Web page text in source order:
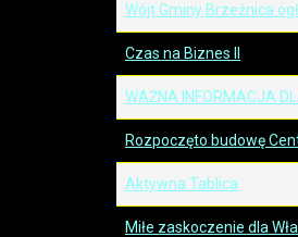
Wójt Gminy Brzeźnica
Czas na Biznes II
WAŻNA INFORMACJA
Rozpoczęto budowę
Aktywna Tablica
Miłe zaskoczenie dla